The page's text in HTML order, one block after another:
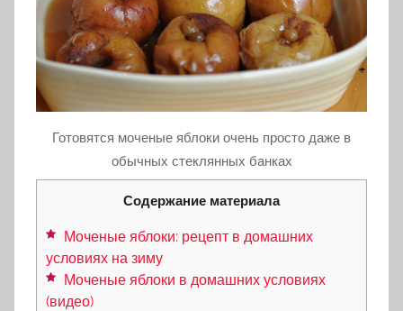
Готовятся моченые яблоки очень просто даже в
обычных стеклянных банках
Содержание материала
Моченые яблоки: рецепт в домашних
условиях на зиму
Моченые яблоки в домашних условиях
(видео)